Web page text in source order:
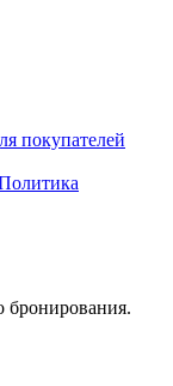
покупателей
бронирования.